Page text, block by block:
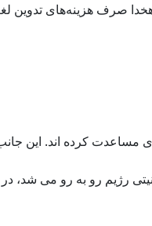
1324 ،دولت را موظف به خرید خانه ی دهخدا کرد، تا ۲۲۰
مساعدت کرده اند. این
رژیم رو به رو می شد، در